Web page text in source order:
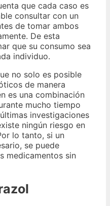
que cada caso es
consultar con un
de tomar ambos
De esta
que su consumo sea
individuo.
no solo es posible
de manera
es una combinación
mucho tiempo
investigaciones
ningún riesgo en
lo tanto, si un
se puede
medicamentos sin